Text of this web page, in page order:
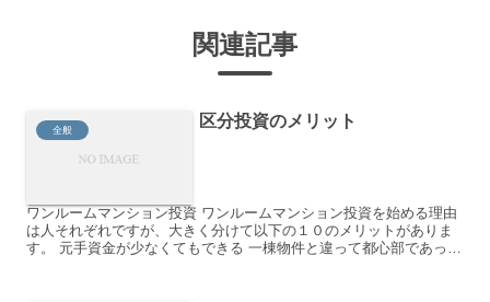
関連記事
全般 区分投資のメリット
ワンルームマンション投資 ワンルームマンション投資を始める理由
は人それぞれですが、大きく分けて以下の１０のメリットがありま
す。 元手資金が少なくてもできる 一棟物件と違って都心部であって